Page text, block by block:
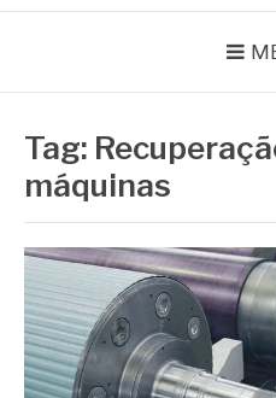
Tag:
máquinas